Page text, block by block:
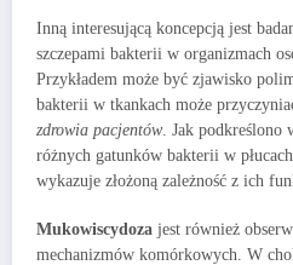
Inną interesującą koncepcją jest
szczepami bakterii w organizmach
Przykładem może być zjawisko
bakterii w tkankach może
zdrowia pacjentów. Jak podkreślono
różnych gatunków bakterii w
wykazuje złożoną zależność z ich
Mukowiscydoza jest również
mechanizmów komórkowych. W